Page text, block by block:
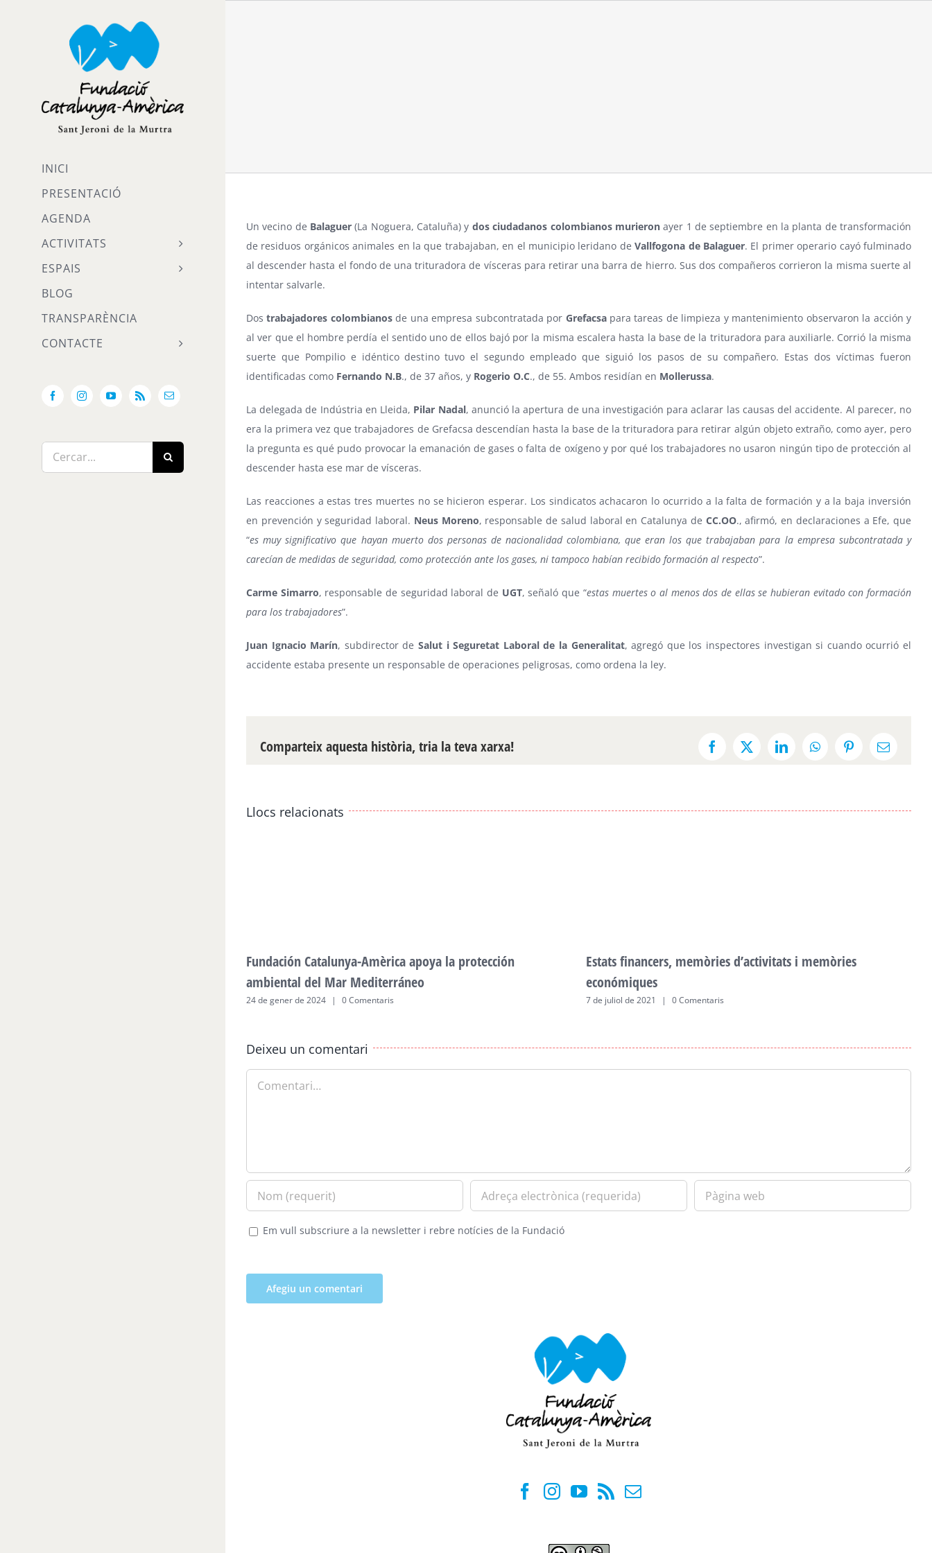
INICI
PRESENTACIÓ
AGENDA
ACTIVITATS
ESPAIS
BLOG
TRANSPARÈNCIA
CONTACTE
FacebookInstagramYouTube
Rss Email:
Cerca
…
Un vecino de Balaguer (La Noguera, Cataluña) y dos ciudadanos colombianos murieronayer 1 de septiembre en la planta de transformación
de residuos orgánicos animales en la que trabajaban, en el municipio leridano deVallfogona de Balaguer. El primer operario cayó fulminado
al descender hasta el fondo de una trituradora de vísceras para retirar una barra de hierro. Sus dos compañeros corrieron la misma suerte al
intentar salvarle.
Dostrabajadores colombianosde una empresa subcontratada por Grefacsapara tareas de limpieza y mantenimiento observaron la acción y
al ver que el hombre perdía el sentido uno de ellos bajó por la misma escalera hasta la base de la trituradora para auxiliarle. Corrió la misma
suerte que Pompilio e idéntico destino tuvo el segundo empleado que siguió los pasos de su compañero. Estas dos víctimas fueron
identificadas como Fernando N.B., de 37 años, y Rogerio O.C., de 55. Ambos residían en Mollerussa.
La delegada de Indústria en Lleida, Pilar Nadal, anunció la apertura de una investigación para aclarar las causas del accidente. Al parecer, no
era la primera vez que trabajadores de Grefacsa descendían hasta la base de la trituradora para retirar algún objeto extraño, como ayer, pero
la pregunta es qué pudo provocar la emanación de gases o falta de oxígeno y por qué los trabajadores no usaron ningún tipo de protección al
descender hasta ese mar de vísceras.
Las reacciones a estas tres muertes no se hicieron esperar. Los sindicatos achacaron lo ocurrido a la falta de formación y a la baja inversión
en prevención y seguridad laboral. Neus Moreno, responsable de salud laboral en Catalunya de CC.OO., afirmó, en declaraciones a Efe, que
“es muy significativo que hayan muerto dos personas de nacionalidad colombiana, que eran los que trabajaban para la empresa subcontratada y
carecían de medidas de seguridad, como protección ante los gases, ni tampoco habían recibido formación al respecto”.
Carme Simarro, responsable de seguridad laboral de UGT, señaló que “estas muertes o al menos dos de ellas se hubieran evitado con formación
para los trabajadores”.
Juan Ignacio Marín, subdirector deSalut i Seguretat Laboral de la Generalitat, agregó que los inspectores investigan si cuando ocurrió el
accidente estaba presente un responsable de operaciones peligrosas, como ordena la ley.
Comparteix aquesta història, tria la teva xarxa! Facebook
X LinkedInWhatsAppPinterestEmail:
Llocs relacionats
Fundación Catalunya-Amèrica apoya la protección
ambiental del Mar Mediterráneo
24 de gener de 2024 | 0 Comentaris
Estats financers, memòries d’activitats i memòries
económiques
7 de juliol de 2021 | 0 Comentaris
Deixeu un comentari
Em vull subscriure a la newsletter i rebre notícies de la Fundació